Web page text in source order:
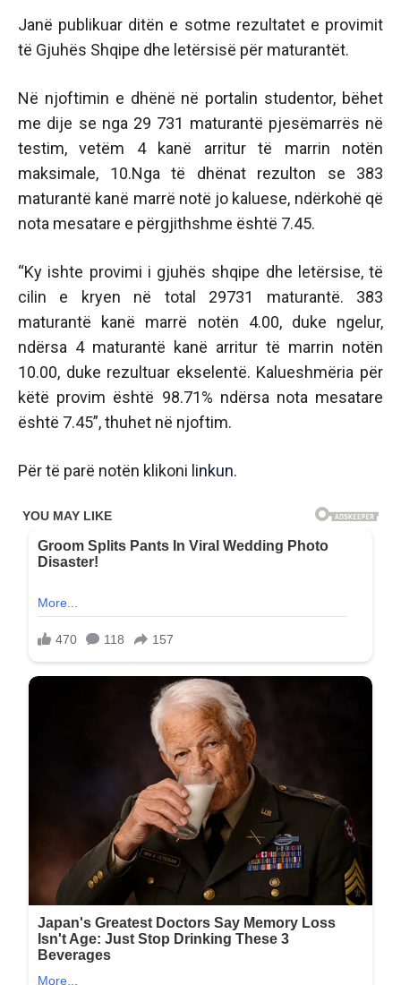
Janë publikuar ditën e sotme rezultatet e provimit
të Gjuhës Shqipe dhe letërsisë për maturantët.
Në njoftimin e dhënë në portalin studentor, bëhet
me dije se nga 29 731 maturantë pjesëmarrës në
testim, vetëm 4 kanë arritur të marrin notën
maksimale, 10.Nga të dhënat rezulton se 383
maturantë kanë marrë notë jo kaluese, ndërkohë që
nota mesatare e përgjithshme është 7.45.
“Ky ishte provimi i gjuhës shqipe dhe letërsise, të
cilin e kryen në total 29731 maturantë. 383
maturantë kanë marrë notën 4.00, duke ngelur,
ndërsa 4 maturantë kanë arritur të marrin notën
10.00, duke rezultuar ekselentë. Kalueshmëria për
këtë provim është 98.71% ndërsa nota mesatare
është 7.45”, thuhet në njoftim.
Për të parë notën klikoni linkun.